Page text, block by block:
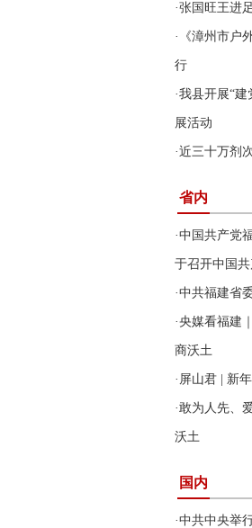
·张国旺王进
· 《漳州市户
行
·我县开展“建
展活动
·近三十万剂
省内
·中国共产党
于召开中国
·中共福建省
·央媒看福建
商沃土
· 屏山君 | 新
·敢为人先、
沃土
国内
·中共中央举